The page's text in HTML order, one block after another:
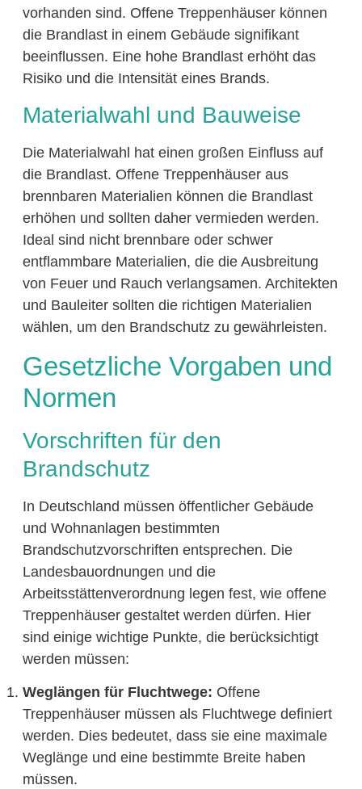
vorhanden sind. Offene Treppenhäuser können
die Brandlast in einem Gebäude signifikant
beeinflussen. Eine hohe Brandlast erhöht das
Risiko und die Intensität eines Brands.
Materialwahl und Bauweise
Die Materialwahl hat einen großen Einfluss auf
die Brandlast. Offene Treppenhäuser aus
brennbaren Materialien können die Brandlast
erhöhen und sollten daher vermieden werden.
Ideal sind nicht brennbare oder schwer
entflammbare Materialien, die die Ausbreitung
von Feuer und Rauch verlangsamen. Architekten
und Bauleiter sollten die richtigen Materialien
wählen, um den Brandschutz zu gewährleisten.
Gesetzliche Vorgaben und
Normen
Vorschriften für den
Brandschutz
In Deutschland müssen öffentlicher Gebäude
und Wohnanlagen bestimmten
Brandschutzvorschriften entsprechen. Die
Landesbauordnungen und die
Arbeitsstättenverordnung legen fest, wie offene
Treppenhäuser gestaltet werden dürfen. Hier
sind einige wichtige Punkte, die berücksichtigt
werden müssen:
Weglängen für Fluchtwege: Offene
Treppenhäuser müssen als Fluchtwege definiert
werden. Dies bedeutet, dass sie eine maximale
Weglänge und eine bestimmte Breite haben
müssen.